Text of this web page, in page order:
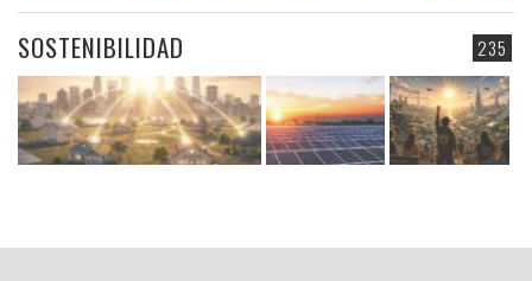
235
SOSTENIBILIDAD